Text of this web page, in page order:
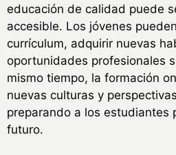
educación de calidad puede
accesible. Los jóvenes
currículum, adquirir nuevas
oportunidades profesionales
mismo tiempo, la formación
nuevas culturas y
preparando a los estudiantes
futuro.